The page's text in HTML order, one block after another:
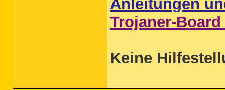
Anleitungen
Trojaner-
Keine